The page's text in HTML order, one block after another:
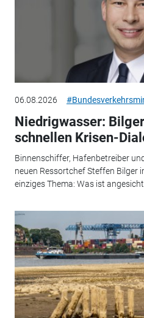
06.08.2026
Niedrigwasser:
schnellen Krisen-
Binnenschiffer, Hafenbetreiber
neuen Ressortchef Steffen Bilger
einziges Thema: Was ist